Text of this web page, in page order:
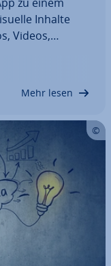
Inhalte
Videos,
Mehr lesen